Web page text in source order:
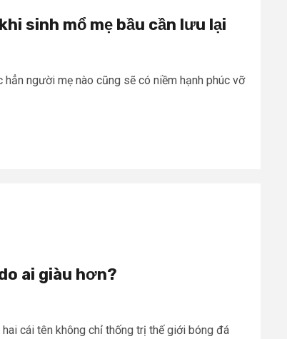
sinh mổ mẹ bầu cần lưu lại
người mẹ nào cũng sẽ có niềm hạnh phúc vỡ
ai giàu hơn?
cái tên không chỉ thống trị thế giới bóng đá